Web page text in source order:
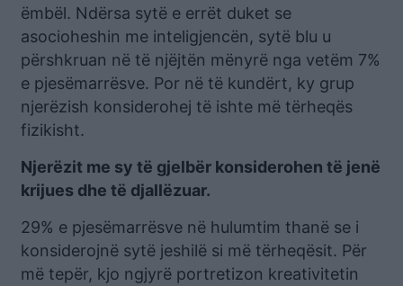
ëmbël. Ndërsa sytë e errët duket se
asocioheshin me inteligjencën, sytë blu u
përshkruan në të njëjtën mënyrë nga vetëm 7%
e pjesëmarrësve. Por në të kundërt, ky grup
njerëzish konsiderohej të ishte më tërheqës
fizikisht.
Njerëzit me sy të gjelbër konsiderohen të jenë
krijues dhe të djallëzuar.
29% e pjesëmarrësve në hulumtim thanë se i
konsiderojnë sytë jeshilë si më tërheqësit. Për
më tepër, kjo ngjyrë portretizon kreativitetin